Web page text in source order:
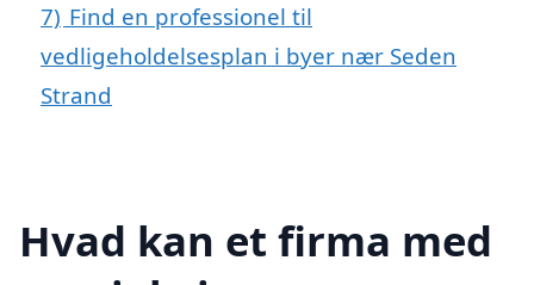
7) Find en professionel til
vedligeholdelsesplan i byer nær Seden
Strand
Hvad kan et firma med